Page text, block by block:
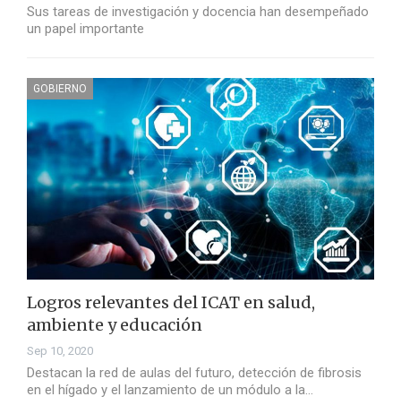
Sus tareas de investigación y docencia han desempeñado
un papel importante
GOBIERNO
Logros relevantes del ICAT en salud,
ambiente y educación
Sep 10, 2020
Destacan la red de aulas del futuro, detección de fibrosis
en el hígado y el lanzamiento de un módulo a la…